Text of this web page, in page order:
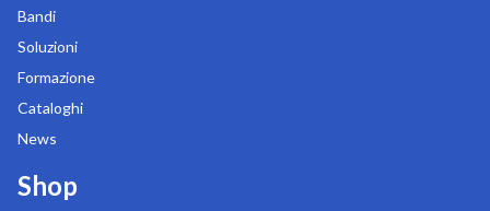
Bandi
Soluzioni
Formazione
Cataloghi
News
Shop